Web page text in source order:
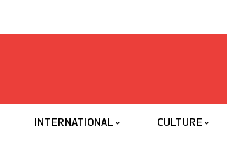
INTERNATIONAL CULTURE